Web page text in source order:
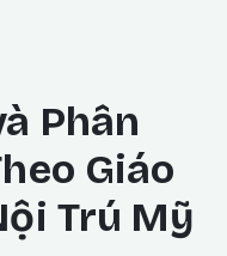
Phân
Giáo
Trú Mỹ